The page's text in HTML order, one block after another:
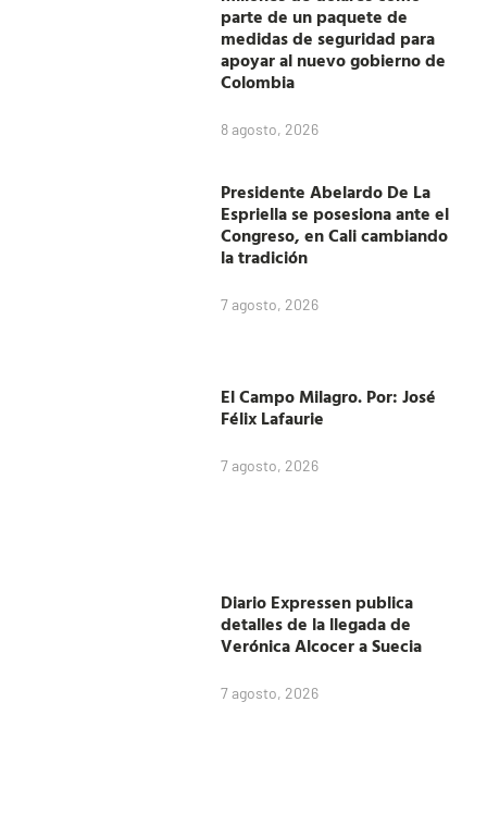
parte de un paquete de
medidas de seguridad para
apoyar al nuevo gobierno de
Colombia
8 agosto, 2026
Presidente Abelardo De La
Espriella se posesiona ante el
Congreso, en Cali cambiando
la tradición
7 agosto, 2026
El Campo Milagro. Por: José
Félix Lafaurie
7 agosto, 2026
Diario Expressen publica
detalles de la llegada de
Verónica Alcocer a Suecia
7 agosto, 2026